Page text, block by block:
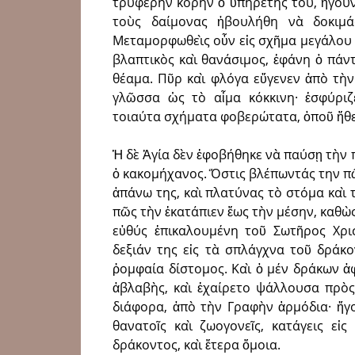
τοὺς δαίμονας ἠβουλήθη νὰ
Μεταμορφωθεὶς οὖν εἰς σχῆμα μεγάλου
βλαπτικὸς καὶ θανάσιμος, ἐφάνη ὁ
θέαμα. Πῦρ καὶ φλόγα εὔγενεν ἀπὸ
γλῶσσα ὡς τὸ αἶμα κόκκινη·
τοιαύτα σχήματα φοβερώτατα, ὁποῦ
Ἡ δὲ Ἁγία δὲν ἐφοβήθηκε νὰ παύσῃ τὴν
ὁ κακομήχανος. Ὅστις βλέπωντάς την
ἀπάνω της, καὶ πλατύνας τὸ στόμα καὶ
πῶς τὴν ἐκατάπιεν ἕως τὴν μέσην,
εὐθύς ἐπικαλουμένη τοῦ Σωτῆρος
δεξιάν της εἰς τὰ σπλάγχνα τοῦ
ῥομφαία δίστομος. Καὶ ὁ μέν δράκων
ἀβλαβὴς, καὶ ἐχαίρετο ψάλλουσα
διάφορα, ἀπὸ τὴν Γραφὴν ἁρμόδια·
θανατοῖς καὶ ζωογονεῖς, κατάγεις
δράκοντος, καὶ ἕτερα ὅμοια.